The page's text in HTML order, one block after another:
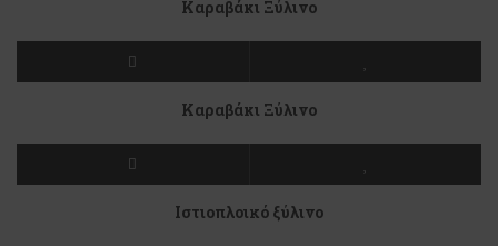
Καραβάκι Ξύλινο
Καραβάκι Ξύλινο
Ιστιοπλοικό ξύλινο